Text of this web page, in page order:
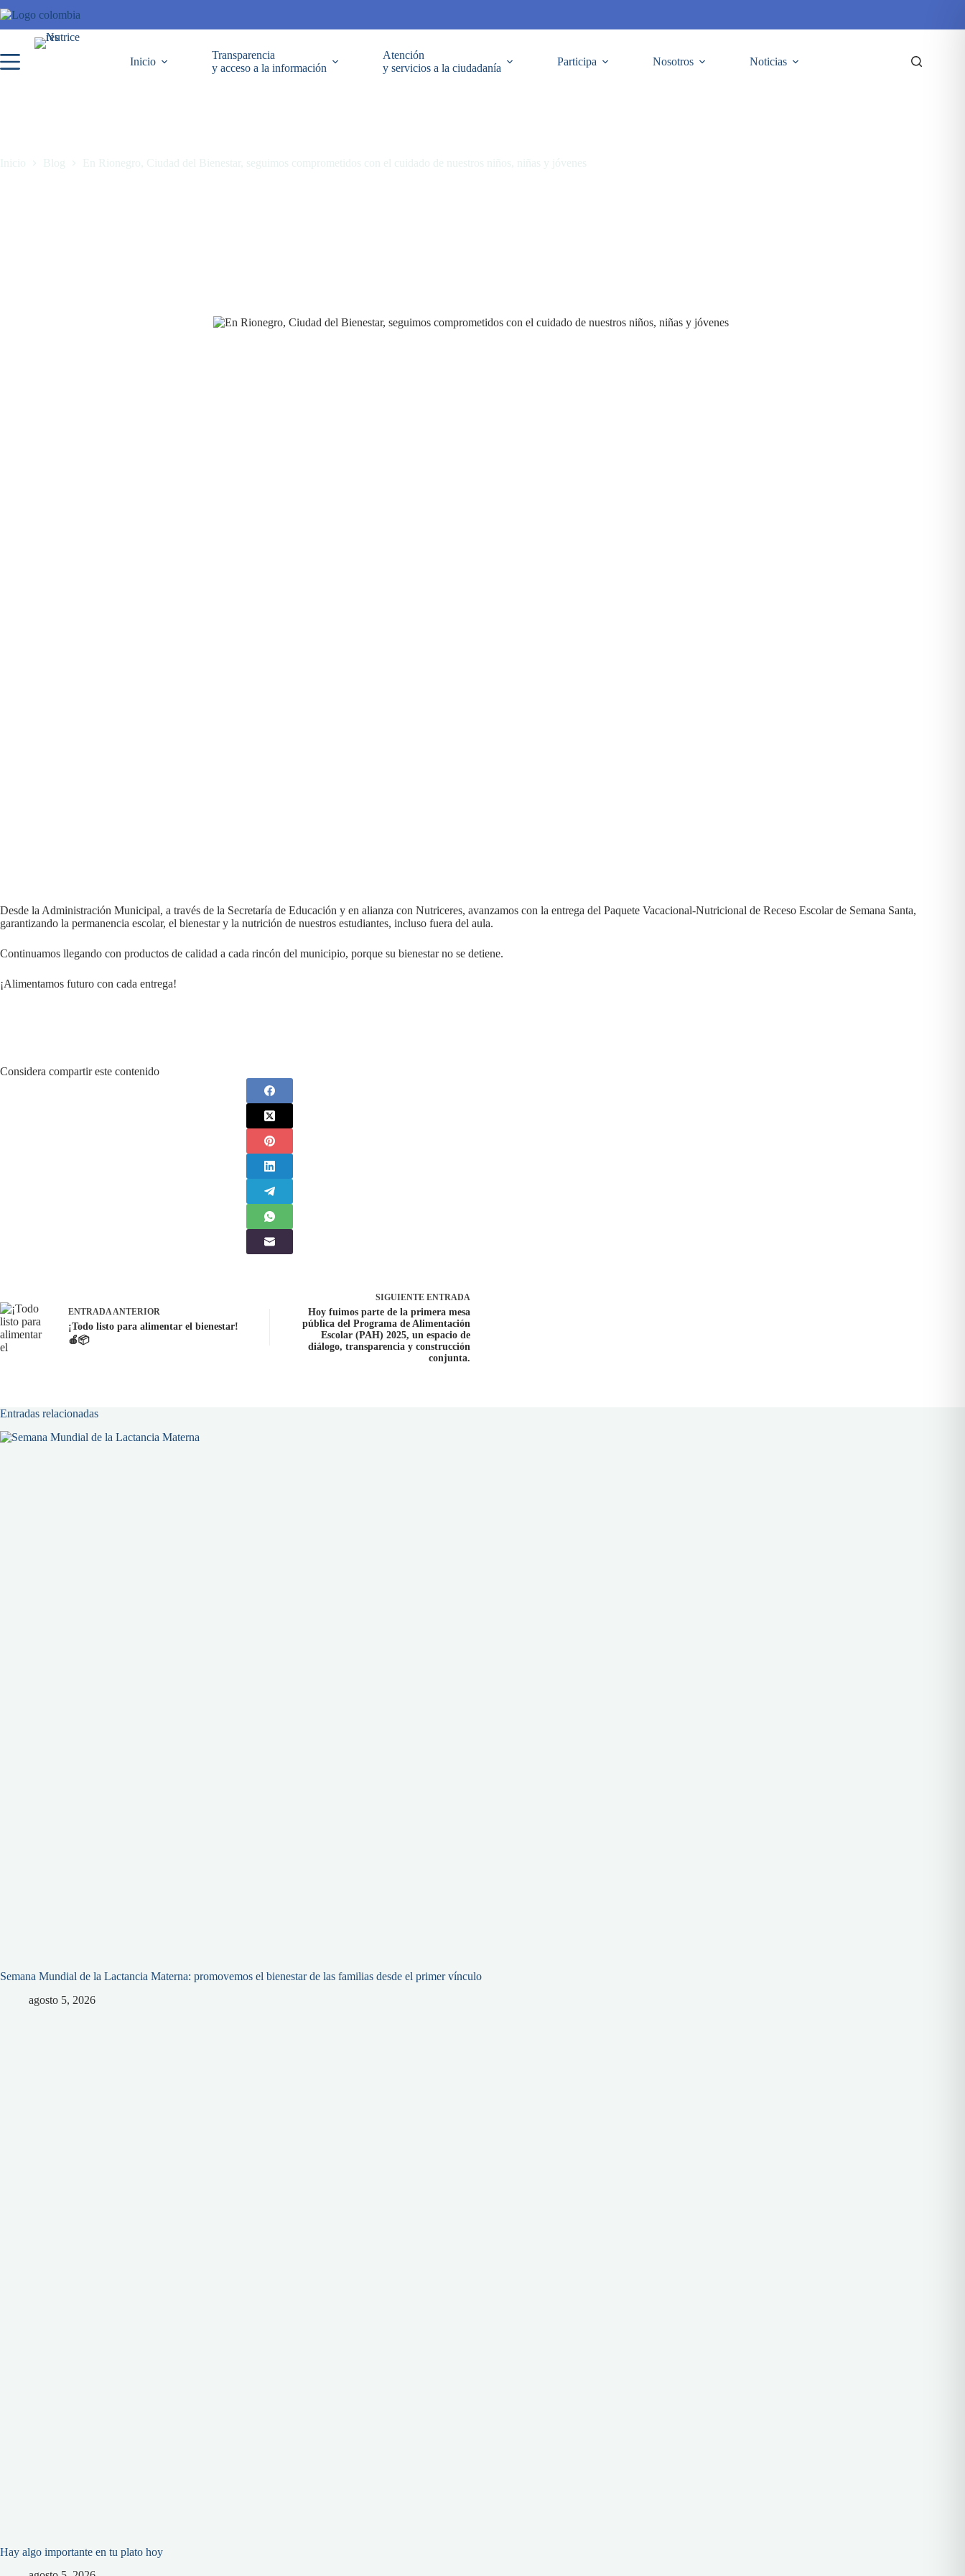
Inicio
Transparencia
y acceso a la información
Atención
y servicios a la ciudadanía
Participa Nosotros Noticias
Inicio Blog
En Rionegro, Ciudad del Bienestar, seguimos comprometidos con el cuidado de nuestros niños, niñas y jóvenes
Desde la Administración Municipal, a través de la Secretaría de Educación y en alianza con Nutriceres, avanzamos con la entrega del Paquete Vacacional-Nutricional de Receso Escolar de Semana Santa,
garantizando la permanencia escolar, el bienestar y la nutrición de nuestros estudiantes, incluso fuera del aula.
Continuamos llegando con productos de calidad a cada rincón del municipio, porque su bienestar no se detiene.
¡Alimentamos futuro con cada entrega!
Considera compartir este contenido
ENTRADAANTERIOR
¡Todo listo para alimentar el bienestar!
🍎📦
SIGUIENTE ENTRADA
Hoy fuimos parte de la primera mesa
pública del Programa de Alimentación
Escolar (PAH) 2025, un espacio de
diálogo, transparencia y construcción
conjunta.
Entradas relacionadas
Semana Mundial de la Lactancia Materna: promovemos el bienestar de las familias desde el primer vínculo
agosto 5, 2026
Hay algo importante en tu plato hoy